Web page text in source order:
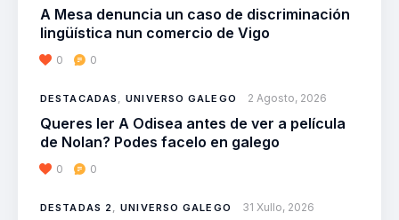
A Mesa denuncia un caso de discriminación
lingüística nun comercio de Vigo
0 0
DESTACADAS ,UNIVERSO GALEGO 2 Agosto, 2026
Queres ler A Odisea antes de ver a película
de Nolan? Podes facelo en galego
0 0
DESTADAS 2,UNIVERSO GALEGO 31 Xullo, 2026